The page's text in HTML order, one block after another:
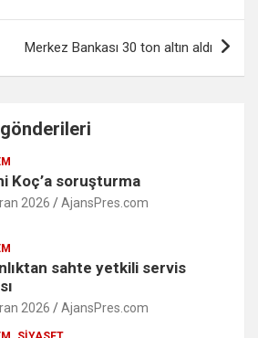
Merkez Bankası 30 ton altın aldı
gönderileri
Koç’a soruşturma
2026 AjansPres.com
sahte yetkili servis
2026 AjansPres.com